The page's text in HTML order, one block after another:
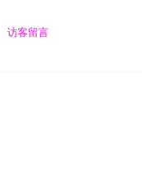
访客留言